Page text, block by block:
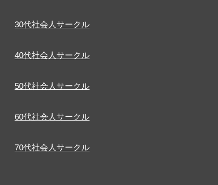
30代社会人サークル
40代社会人サークル
50代社会人サークル
60代社会人サークル
70代社会人サークル